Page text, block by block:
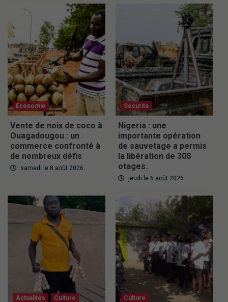
Economie
Vente de noix de coco à
Ouagadougou : un
commerce confronté à
de nombreux défis
samedi le 8 août 2026
Securite
Nigeria : une
importante opération
de sauvetage a permis
la libération de 308
otages.
jeudi le 6 août 2026
Actualités Culture Culture